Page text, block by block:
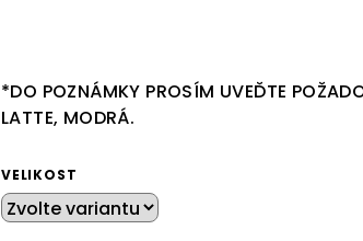
*DO POZNÁMKY PROSÍM UVEĎTE
LATTE, MODRÁ.
VELIKOST